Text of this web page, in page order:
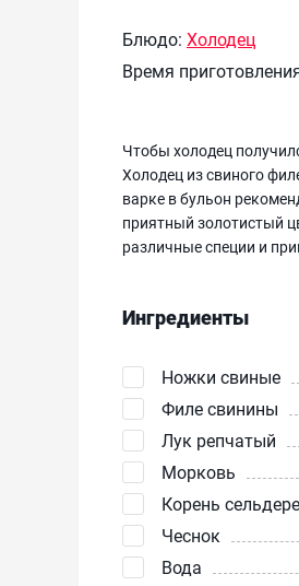
Блюдо: Холодец
Время
Чтобы холодец
Холодец из свиного
варке в бульон
приятный золотистый
различные специи и
Ингредиенты
Ножки свиные
Филе свинины
Лук репчатый
Морковь
Корень
Чеснок
Вода